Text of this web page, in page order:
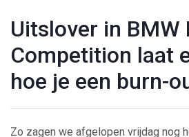
Uitslover in BMW
Competition laat
hoe je een burn-
Zo zagen we afgelopen vrijdag nog